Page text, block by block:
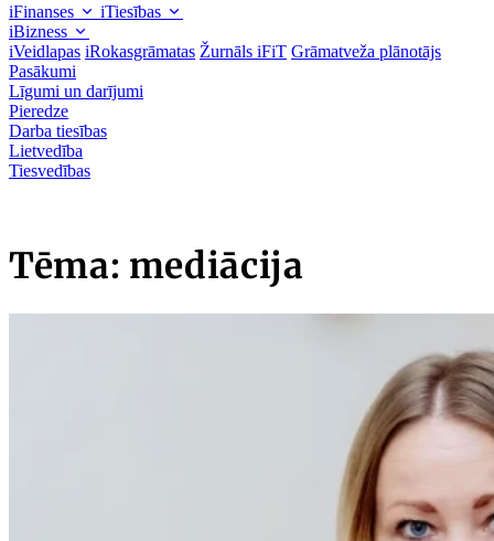
iFinanses
iTiesības
iBizness
iVeidlapas iRokasgrāmatas Žurnāls iFiT Grāmatveža plānotājs
Pasākumi
Līgumi un darījumi
Pieredze
Darba tiesības
Lietvedība
Tiesvedības
Tēma: mediācija